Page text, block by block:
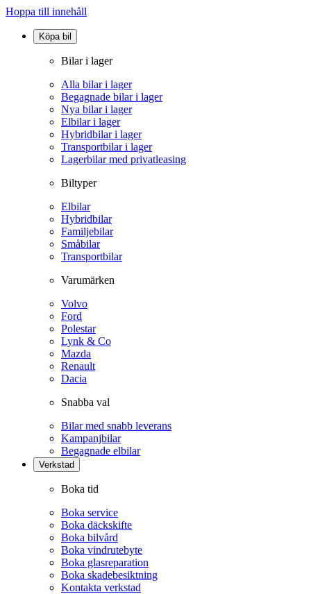
Hoppa till innehåll
Köpa bil
Bilar i lager
Alla bilar i lager
Begagnade bilar i lager
Nya bilar i lager
Elbilar i lager
Hybridbilar i lager
Transportbilar i lager
Lagerbilar med privatleasing
Biltyper
Elbilar
Hybridbilar
Familjebilar
Småbilar
Transportbilar
Varumärken
Volvo
Ford
Polestar
Lynk & Co
Mazda
Renault
Dacia
Snabba val
Bilar med snabb leverans
Kampanjbilar
Begagnade elbilar
Verkstad
Boka tid
Boka service
Boka däckskifte
Boka bilvård
Boka vindrutebyte
Boka glasreparation
Boka skadebesiktning
Kontakta verkstad